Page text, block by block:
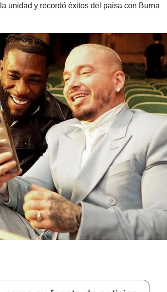
unidad y recordó éxitos del paisa con Burna